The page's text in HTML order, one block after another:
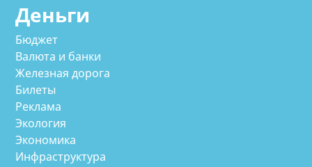
Деньги
Бюджет
Валюта и банки
Железная дорога
Билеты
Реклама
Экология
Экономика
Инфраструктура